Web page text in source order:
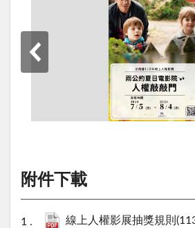
附件下載
線上人權影展抽獎規則